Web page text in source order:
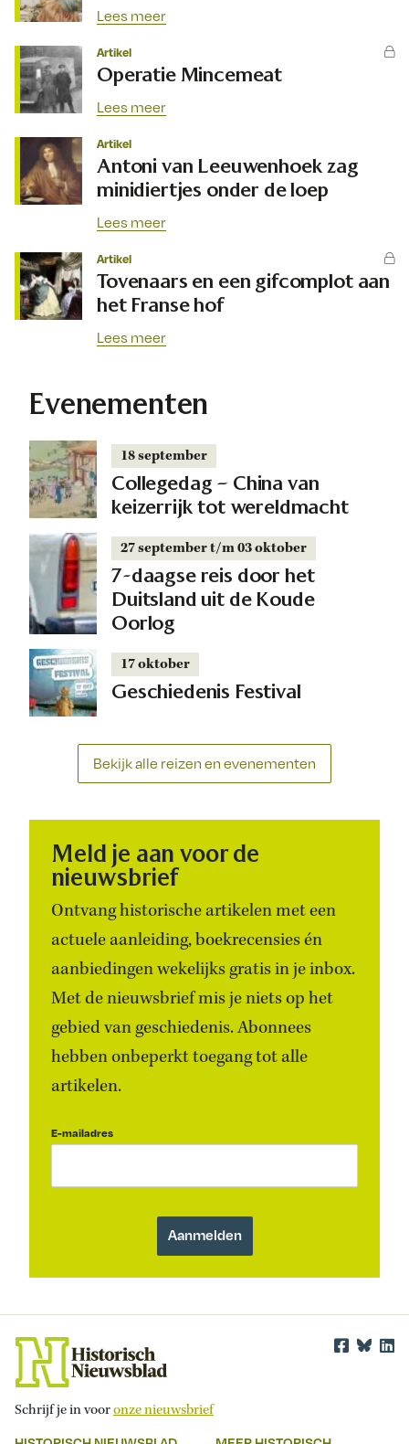
Lees meer
Artikel
Operatie Mincemeat
Lees meer
Artikel
Antoni van Leeuwenhoek zag
minidiertjes onder de loep
Lees meer
Artikel
Tovenaars en een gifcomplot aan
het Franse hof
Lees meer
Evenementen
18 september
Collegedag – China van
keizerrijk tot wereldmacht
27 september t/m 03 oktober
7-daagse reis door het
Duitsland uit de Koude
Oorlog
17 oktober
Geschiedenis Festival
Bekijk alle reizen en evenementen
Meld je aan voor de
nieuwsbrief
Ontvang historische artikelen met een
actuele aanleiding, boekrecensies én
aanbiedingen wekelijks gratis in je inbox.
Met de nieuwsbrief mis je niets op het
gebied van geschiedenis. Abonnees
hebben onbeperkt toegang tot alle
artikelen.
E-mailadres
Schrijf je in vooronze nieuwsbrief